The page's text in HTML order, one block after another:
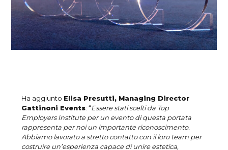
Ha aggiunto Elisa Presutti, Managing Director
Gattinoni Events: “Essere stati scelti da Top
Employers Institute per un evento di questa portata
rappresenta per noi un importante riconoscimento.
Abbiamo lavorato a stretto contatto con il loro team per
costruire un’esperienza capace di unire estetica,